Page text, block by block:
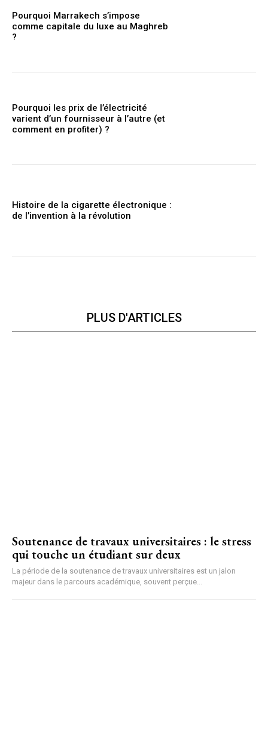
Pourquoi Marrakech s’impose
comme capitale du luxe au Maghreb
?
Pourquoi les prix de l’électricité
varient d’un fournisseur à l’autre (et
comment en profiter) ?
Histoire de la cigarette électronique :
de l’invention à la révolution
PLUS D'ARTICLES
Soutenance de travaux universitaires : le stress
qui touche un étudiant sur deux
La période de la soutenance de travaux universitaires est un jalon
majeur dans le parcours académique, souvent perçue...